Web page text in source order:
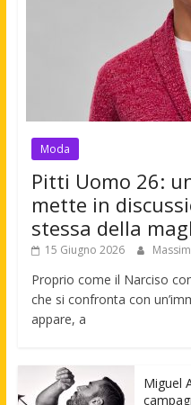
Moda
Pitti Uomo 26:
mette in
stessa della
15 Giugno 2026
Proprio come il Narciso
che si confronta con
appare, a
Miguel